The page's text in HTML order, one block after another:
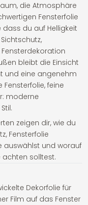
die Atmosphäre
Fensterfolie
du auf Helligkeit
bleibt die Einsicht
und eine angenehm
feine
moderne
zeigen dir, wie du
Fensterfolie
auswählst und worauf
achten solltest.
Dekorfolie für
Film auf das Fenster